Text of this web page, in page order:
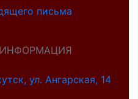
письма
ул. Ангарская, 14